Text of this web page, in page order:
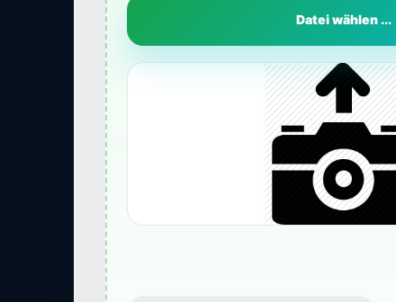
Datei wählen ...